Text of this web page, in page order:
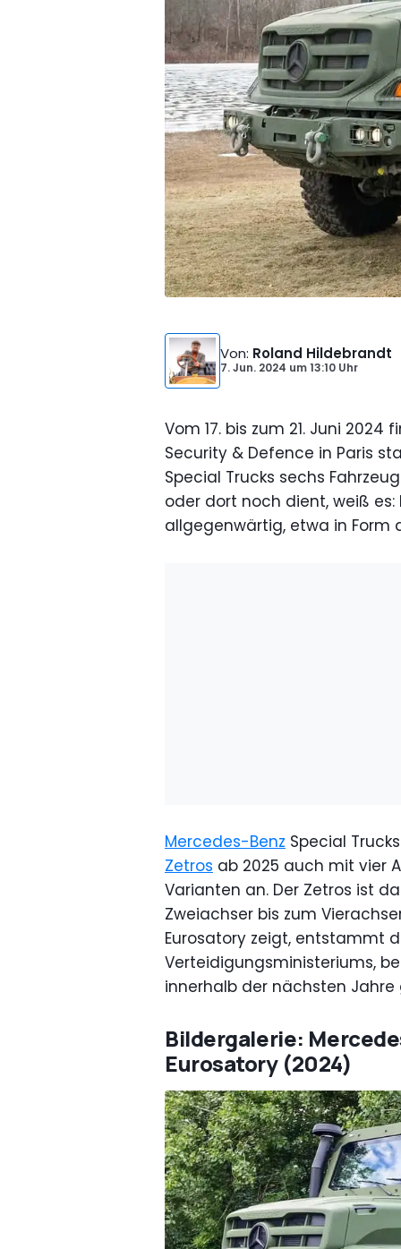
Von: Roland Hildebrandt
7. Jun. 2024 um13:10 Uhr
Vom 17. bis zum 21. Juni
Security & Defence in Paris
Special Trucks sechs
oder dort noch dient, weiß
allgegenwärtig, etwa in Form
Mercedes-Benz Special
Zetros ab 2025 auch mit vier
Varianten an. Der Zetros ist
Zweiachser bis zum
Eurosatory zeigt, entstammt
Verteidigungsministeriums,
innerhalb der nächsten
Bildergalerie:
Eurosatory (2024)